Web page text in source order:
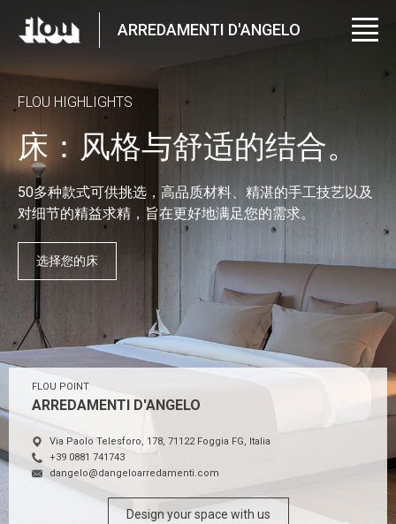
ARREDAMENTI D'ANGELO
FLOU POINT
ARREDAMENTI D'ANGELO
Via Paolo Telesforo, 178, 71122 Foggia FG, Italia
+39 0881 741743
dangelo@dangeloarredamenti.com
Design your space with us
FLOU HIGHLIGHTS
床：风格与舒适的结合。
50多种款式可供挑选，高品质材料、精湛的手工技艺以及
对细节的精益求精，旨在更好地满足您的需求。
选择您的床